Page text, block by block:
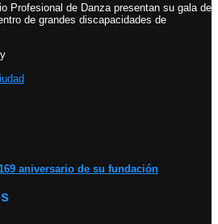
Profesional de Danza presentan su gala de
de grandes discapacidades de
aniversario de su fundación